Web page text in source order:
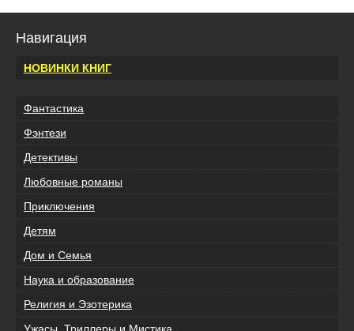
Навигация
НОВИНКИ КНИГ
Фантастика
Фэнтези
Детективы
Любовные романы
Приключения
Детям
Дом и Семья
Наука и образование
Религия и Эзотерика
Ужасы, Триллеры и Мистика